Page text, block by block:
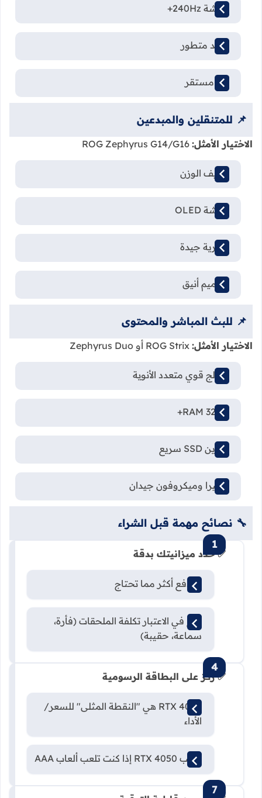
شاشة 240Hz+
تبريد متطور
أداء مستقر
📌 للمتنقلين والمبدعين
الاختيار الأمثل:
خفيف الوزن
شاشة OLED
بطارية جيدة
تصميم أنيق
📌 للبث المباشر والمحتوى
الاختيار الأمثل:
معالج قوي متعدد الأنوية
RAM 32GB+
تخزين SSD سريع
كاميرا وميكروفون جيدان
🔧 نصائح مهمة قبل الشراء
✅ حدد ميزانيتك بدقة
لا تدفع أكثر مما تحتاج
ضع في الاعتبار تكلفة الملحقات (فأرة،
سماعة، حقيبة)
✅ ركز على البطاقة الرسومية
RTX 4060 هي "النقطة المثلى" للسعر/
الأداء
تجنب RTX 4050 إذا كنت تلعب ألعاب AAA